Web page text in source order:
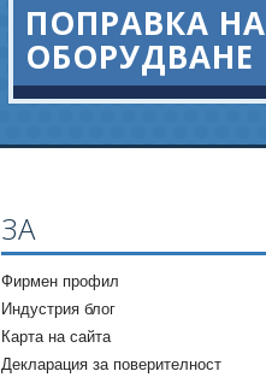
ПОПРАВКА НА
ОБОРУДВАНЕ
ЗА
Фирмен профил
Индустрия блог
Карта на сайта
Декларация за поверителност